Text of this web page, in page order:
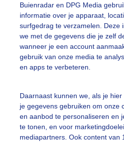
Buienradar en DPG Media
informatie over je apparaat,
surfgedrag te verzamelen. Deze
we met de gegevens die je zelf
wanneer je een account
gebruik van onze media te
en apps te verbeteren.
Daarnaast kunnen we, als je
je gegevens gebruiken om onze
en aanbod te personaliseren en
te tonen, en voor
mediapartners. Ook content van
public Gemaakt: 17-05-2026, 75x
slideshow